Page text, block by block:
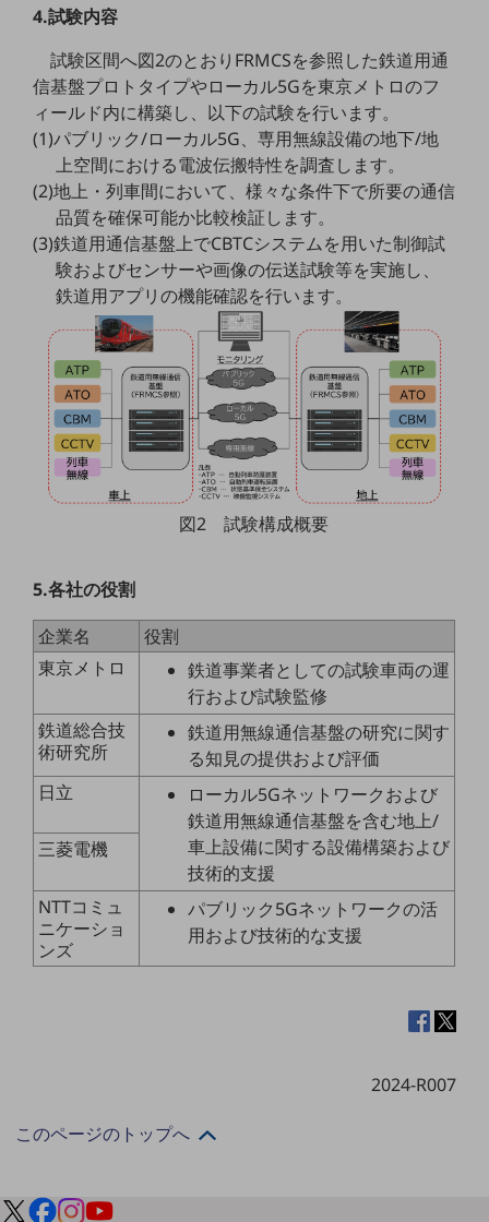
会社案内
会社案内TOP
社長からのご挨拶
事業拠点
グループ会社
会社案内パンフレット
ニュースルーム
ニュースルームTOP
ニュースリリース
地域からの発表
重要なお知らせ
お知らせ
サステナビリティTOP
NTTドコモビジネスグループのサステナビリティ
サステナビリティ基本方針
ダイバーシティ
経営情報
経営情報TOP
電子公告
基礎的電気通信役務損益明細表
採用情報
広告
4.試験内容
試験区間へ図2のとおりFRMCSを参照した鉄道用通
信基盤プロトタイプやローカル5Gを東京メトロのフ
ィールド内に構築し、以下の試験を行います。
(1)パブリック/ローカル5G、専用無線設備の地下/地
上空間における電波伝搬特性を調査します。
(2)地上・列車間において、様々な条件下で所要の通信
品質を確保可能か比較検証します。
(3)鉄道用通信基盤上でCBTCシステムを用いた制御試
験およびセンサーや画像の伝送試験等を実施し、
鉄道用アプリの機能確認を行います。
図2 試験構成概要
5.各社の役割
企業名
役割
東京メトロ
鉄道事業者としての試験車両の運
行および試験監修
鉄道総合技
術研究所
鉄道用無線通信基盤の研究に関す
る知見の提供および評価
日立
ローカル5Gネットワークおよび
鉄道用無線通信基盤を含む地上/
車上設備に関する設備構築および
技術的支援
三菱電機
NTTコミュ
ニケーショ
ンズ
パブリック5Gネットワークの活
用および技術的な支援
2024-R007
このページのトップへ